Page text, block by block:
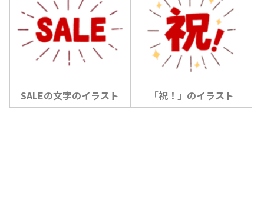
SALEの文字のイラスト 「祝！」のイラスト